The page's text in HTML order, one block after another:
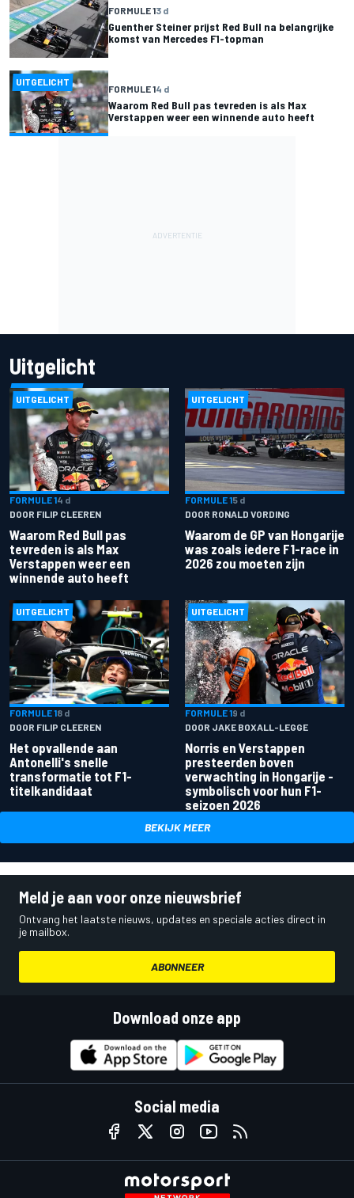
FORMULE 13 d
Guenther Steiner prijst Red Bull na belangrijke
komst van Mercedes F1-topman
UITGELICHT
FORMULE 14 d
Waarom Red Bull pas tevreden is als Max
Verstappen weer een winnende auto heeft
Uitgelicht
UITGELICHT
FORMULE 14 d
DOOR FILIP CLEEREN
Waarom Red Bull pas
tevreden is als Max
Verstappen weer een
winnende auto heeft
UITGELICHT
FORMULE 15 d
DOOR RONALD VORDING
Waarom de GP van Hongarije
was zoals iedere F1-race in
2026 zou moeten zijn
UITGELICHT
FORMULE 18 d
DOOR FILIP CLEEREN
Het opvallende aan
Antonelli's snelle
transformatie tot F1-
titelkandidaat
UITGELICHT
FORMULE 19 d
DOOR JAKE BOXALL-LEGGE
Norris en Verstappen
presteerden boven
verwachting in Hongarije -
symbolisch voor hun F1-
seizoen 2026
BEKIJK MEER
Meld je aan voor onze nieuwsbrief
Ontvang het laatste nieuws, updates en speciale acties direct in
je mailbox.
ABONNEER
Download onze app
Social media